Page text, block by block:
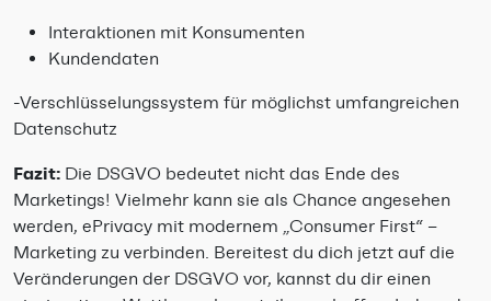
Interaktionen mit Konsumenten
Kundendaten
-Verschlüsselungssystem für möglichst umfangreichen
Datenschutz
Fazit: Die DSGVO bedeutet nicht das Ende des
Marketings! Vielmehr kann sie als Chance angesehen
werden, ePrivacy mit modernem „Consumer First“ –
Marketing zu verbinden. Bereitest du dich jetzt auf die
Veränderungen der DSGVO vor, kannst du dir einen